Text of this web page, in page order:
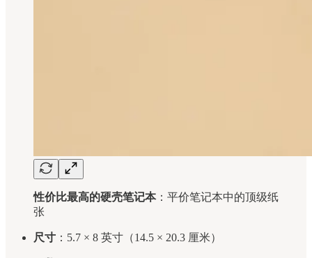
性价比最高的硬壳笔记本：平价笔记本中的顶级纸
张
尺寸 ：5.7 × 8 英寸（14.5 × 20.3 厘米）